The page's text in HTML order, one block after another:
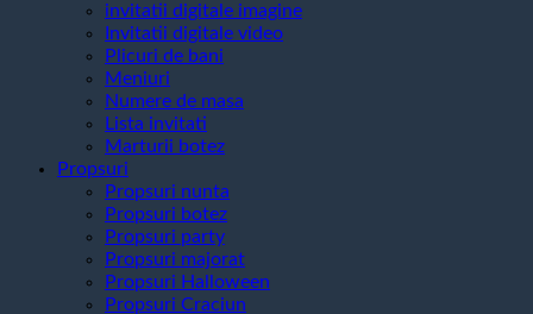
invitatii digitale imagine
Invitatii digitale video
Plicuri de bani
Meniuri
Numere de masa
Lista invitati
Marturii botez
Propsuri
Propsuri nunta
Propsuri botez
Propsuri party
Propsuri majorat
Propsuri Halloween
Propsuri Craciun